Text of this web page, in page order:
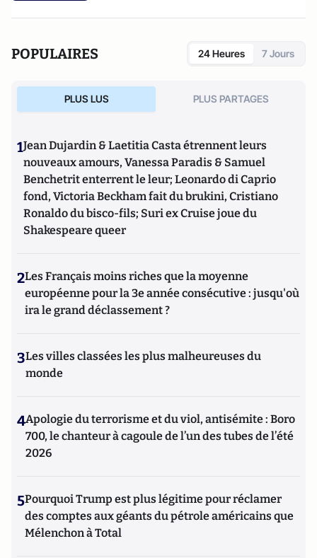
POPULAIRES 24 Heures 7 Jours
PLUS LUS PLUS PARTAGES
1Jean Dujardin & Laetitia Casta étrennent leurs
nouveaux amours, Vanessa Paradis & Samuel
Benchetrit enterrent le leur; Leonardo di Caprio
fond, Victoria Beckham fait du brukini, Cristiano
Ronaldo du bisco-fils; Suri ex Cruise joue du
Shakespeare queer
2Les Français moins riches que la moyenne
européenne pour la 3e année consécutive : jusqu'où
ira le grand déclassement ?
3Les villes classées les plus malheureuses du
monde
4Apologie du terrorisme et du viol, antisémite : Boro
700, le chanteur à cagoule de l’un des tubes de l’été
2026
5Pourquoi Trump est plus légitime pour réclamer
des comptes aux géants du pétrole américains que
Mélenchon à Total